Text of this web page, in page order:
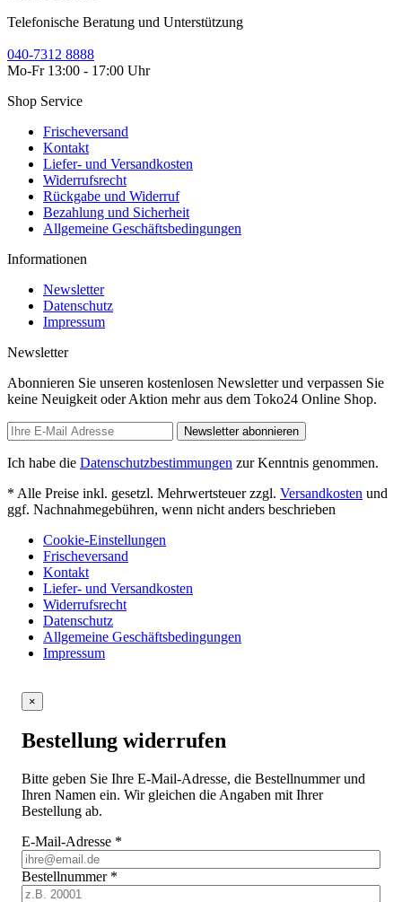
Telefonische Beratung und Unterstützung
040-7312 8888
Mo-Fr 13:00 - 17:00 Uhr
Shop Service
Frischeversand
Kontakt
Liefer- und Versandkosten
Widerrufsrecht
Rückgabe und Widerruf
Bezahlung und Sicherheit
Allgemeine Geschäftsbedingungen
Informationen
Newsletter
Datenschutz
Impressum
Newsletter
Abonnieren Sie unseren kostenlosen Newsletter und verpassen Sie
keine Neuigkeit oder Aktion mehr aus dem Toko24 Online Shop.
Newsletter abonnieren
Ich habe die Datenschutzbestimmungen zur Kenntnis genommen.
* Alle Preise inkl. gesetzl. Mehrwertsteuer zzgl. Versandkosten und
ggf. Nachnahmegebühren, wenn nicht anders beschrieben
Cookie-Einstellungen
Frischeversand
Kontakt
Liefer- und Versandkosten
Widerrufsrecht
Datenschutz
Allgemeine Geschäftsbedingungen
Impressum
×
Bestellung widerrufen
Bitte geben Sie Ihre E-Mail-Adresse, die Bestellnummer und
Ihren Namen ein. Wir gleichen die Angaben mit Ihrer
Bestellung ab.
E-Mail-Adresse *
Bestellnummer *